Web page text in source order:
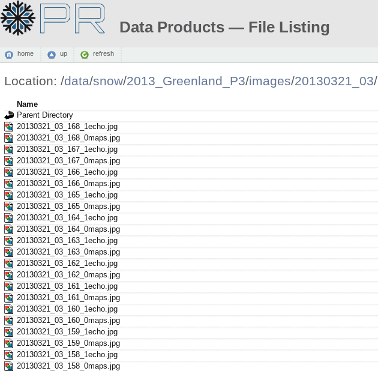
Data Products — File Listing
home up refresh
Location: /data/snow/2013_Greenland_P3/images/20130321_03/
Name
Parent Directory
20130321_03_168_1echo.jpg
20130321_03_168_0maps.jpg
20130321_03_167_1echo.jpg
20130321_03_167_0maps.jpg
20130321_03_166_1echo.jpg
20130321_03_166_0maps.jpg
20130321_03_165_1echo.jpg
20130321_03_165_0maps.jpg
20130321_03_164_1echo.jpg
20130321_03_164_0maps.jpg
20130321_03_163_1echo.jpg
20130321_03_163_0maps.jpg
20130321_03_162_1echo.jpg
20130321_03_162_0maps.jpg
20130321_03_161_1echo.jpg
20130321_03_161_0maps.jpg
20130321_03_160_1echo.jpg
20130321_03_160_0maps.jpg
20130321_03_159_1echo.jpg
20130321_03_159_0maps.jpg
20130321_03_158_1echo.jpg
20130321_03_158_0maps.jpg